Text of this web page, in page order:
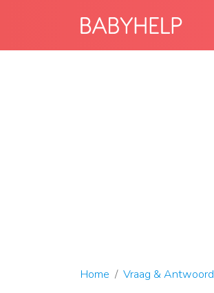
Home Vraag & Antwoord